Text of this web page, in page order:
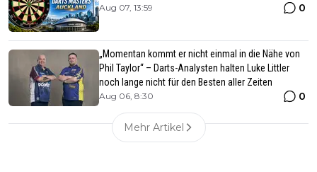
Aug 07, 13:59 0
„Momentan kommt er nicht einmal in die Nähe von
Phil Taylor“ – Darts-Analysten halten Luke Littler
noch lange nicht für den Besten aller Zeiten
Aug 06, 8:30 0
Mehr Artikel